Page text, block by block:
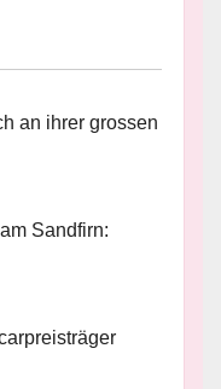
an ihrer grossen
Sandfirn: